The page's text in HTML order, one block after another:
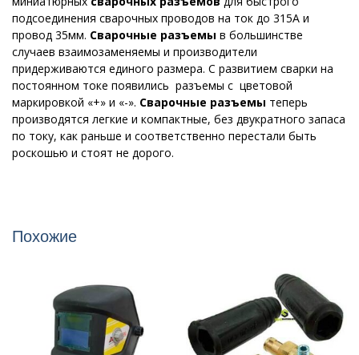
подсоединения сварочных проводов на ток до 315А и
провод 35мм. Сварочные разъемы в большинстве
случаев взаимозаменяемы и производители
придерживаются единого размера. С развитием сварки на
постоянном токе появились разъемы с цветовой
маркировкой «+» и «-». Сварочные разъемы теперь
производятся легкие и компактные, без двукратного запаса
по току, как раньше и соответственно перестали быть
роскошью и стоят не дорого.
Похожие